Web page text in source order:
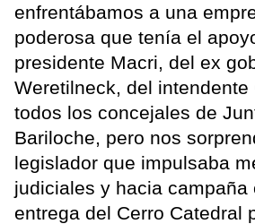
enfrentábamos a una
poderosa que tenía el
presidente Macri, del ex
Weretilneck, del intendente
todos los concejales de
Bariloche, pero nos
legislador que impulsaba
judiciales y hacia campaña
entrega del Cerro Catedral